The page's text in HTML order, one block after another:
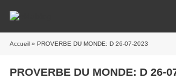
Accueil » PROVERBE DU MONDE: D 26-07-2023
PROVERBE DU